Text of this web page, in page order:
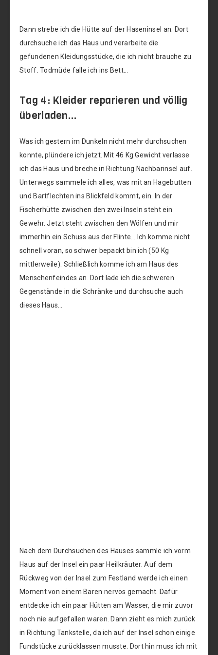
Dann strebe ich die Hütte auf der Haseninsel an. Dort
durchsuche ich das Haus und verarbeite die
gefundenen Kleidungsstücke, die ich nicht brauche zu
Stoff. Todmüde falle ich ins Bett…
Tag 4: Kleider reparieren und völlig
überladen…
Was ich gestern im Dunkeln nicht mehr durchsuchen
konnte, plündere ich jetzt. Mit 46 Kg Gewicht verlasse
ich das Haus und breche in Richtung Nachbarinsel auf.
Unterwegs sammele ich alles, was mit an Hagebutten
und Bartflechten ins Blickfeld kommt, ein. In der
Fischerhütte zwischen den zwei Inseln steht ein
Gewehr. Jetzt steht zwischen den Wölfen und mir
immerhin ein Schuss aus der Flinte… Ich komme nicht
schnell voran, so schwer bepackt bin ich (50 Kg
mittlerweile). Schließlich komme ich am Haus des
Menschenfeindes an. Dort lade ich die schweren
Gegenstände in die Schränke und durchsuche auch
dieses Haus…
Nach dem Durchsuchen des Hauses sammle ich vorm
Haus auf der Insel ein paar Heilkräuter. Auf dem
Rückweg von der Insel zum Festland werde ich einen
Moment von einem Bären nervös gemacht. Dafür
entdecke ich ein paar Hütten am Wasser, die mir zuvor
noch nie aufgefallen waren. Dann zieht es mich zurück
in Richtung Tankstelle, da ich auf der Insel schon einige
Fundstücke zurücklassen musste. Dort hin muss ich mit